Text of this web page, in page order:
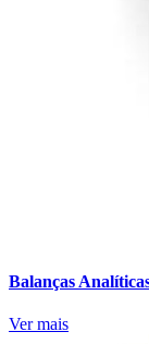
Balanças
Ver mais